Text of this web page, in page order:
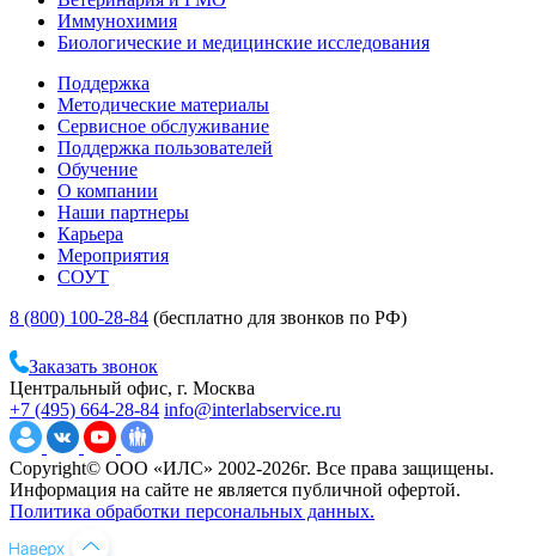
Иммунохимия
Биологические и медицинские исследования
Поддержка
Методические материалы
Сервисное обслуживание
Поддержка пользователей
Обучение
О компании
Наши партнеры
Карьера
Мероприятия
СОУТ
8 (800) 100-28-84 (бесплатно для звонков по РФ)
Заказать звонок
Центральный офис, г. Москва
+7 (495) 664-28-84 info@interlabservice.ru
Copyright© ООО «ИЛС» 2002-2026г. Все права защищены.
Информация на сайте не является публичной офертой.
Политика обработки персональных данных.